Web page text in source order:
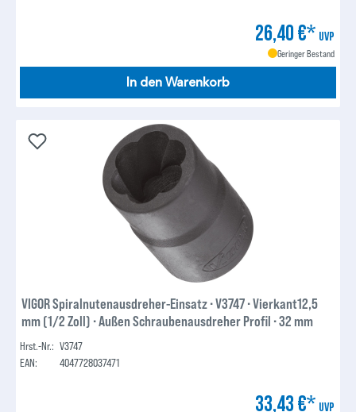
26,40 €* UVP
Geringer Bestand
In den Warenkorb
VIGOR Spiralnutenausdreher-Einsatz ∙ V3747 ∙ Vierkant12,5
mm (1/2 Zoll) ∙ Außen Schraubenausdreher Profil ∙ 32 mm
Hrst.-Nr.: V3747
EAN:
4047728037471
33,43 €* UVP